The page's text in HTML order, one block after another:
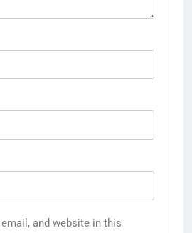
and website in this